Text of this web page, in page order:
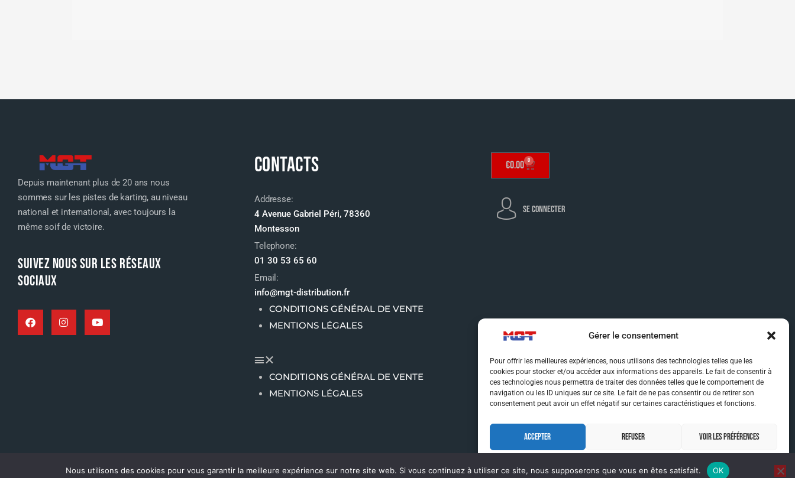
Gérer le consentement
Pour offrir les meilleures expériences, nous utilisons des technologies telles que les
cookies pour stocker et/ou accéder aux informations des appareils. Le fait de consentir à
ces technologies nous permettra de traiter des données telles que le comportement de
navigation ou les ID uniques sur ce site. Le fait de ne pas consentir ou de retirer son
consentement peut avoir un effet négatif sur certaines caractéristiques et fonctions.
ACCEPTER REFUSER VOIR LES PRÉFÉRENCES
MENTIONS LÉGALES
Depuis maintenant plus de 20 ans nous
sommes sur les pistes de karting, au niveau
national et international, avec toujours la
même soif de victoire.
SUIVEZ NOUS SUR LES RÉSEAUX
SOCIAUX
CONTACTS
Addresse:
4 Avenue Gabriel Péri, 78360
Montesson
Telephone:
01 30 53 65 60
Email:
info@mgt-distribution.fr
CONDITIONS GÉNÉRAL DE VENTE
MENTIONS LÉGALES
CONDITIONS GÉNÉRAL DE VENTE
MENTIONS LÉGALES
€0.00 0
SE CONNECTER
Nous utilisons des cookies pour vous garantir la meilleure expérience sur notre site web. Si vous continuez à utiliser ce site, nous supposerons que vous en êtes satisfait. OK